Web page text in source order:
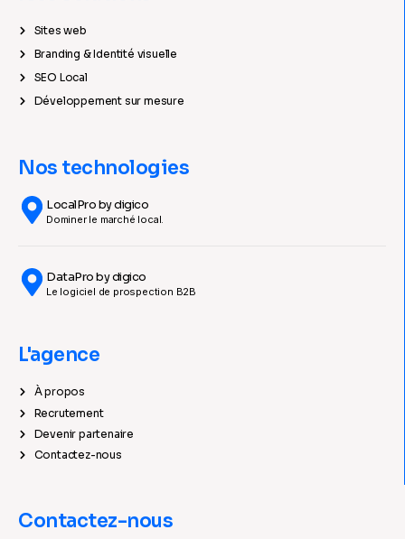
Sites web
Branding & Identité visuelle
SEO Local
Développement sur mesure
Nos technologies
LocalPro by digico
Dominer le marché local.
DataPro by digico
Le logiciel de prospection B2B
L'agence
À propos
Recrutement
Devenir partenaire
Contactez-nous
Contactez-nous